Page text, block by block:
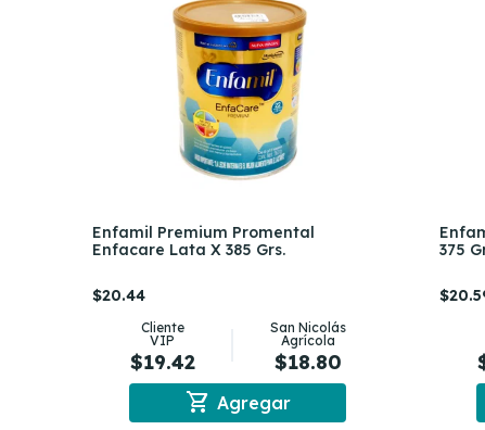
Enfamil Premium Promental
Enfacare Lata X 385 Grs.
$20.44
Cliente
VIP
$19.42
San Nicolás
Agrícola
$18.80
shopping_cart Agregar
375